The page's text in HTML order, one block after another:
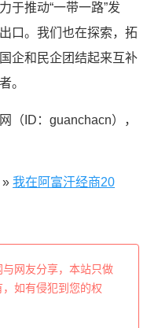
于推动“一带一路”发
口。我们也在探索，拓
企和民企团结起来互补
。
（ID：guanchacn），
» 我在阿富汗经商20
网友分享，本站只做
如有侵犯到您的权